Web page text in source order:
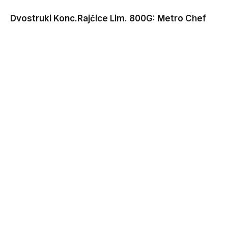
Dvostruki Konc.Rajčice Lim. 800G: Metro Chef